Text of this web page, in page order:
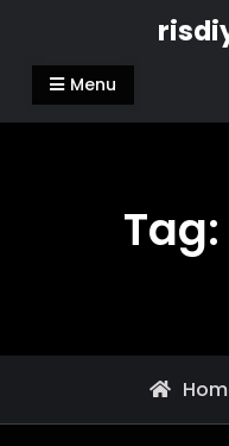
contentMenu
Tag: